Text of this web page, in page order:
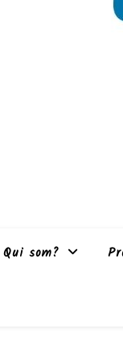
Qui som?